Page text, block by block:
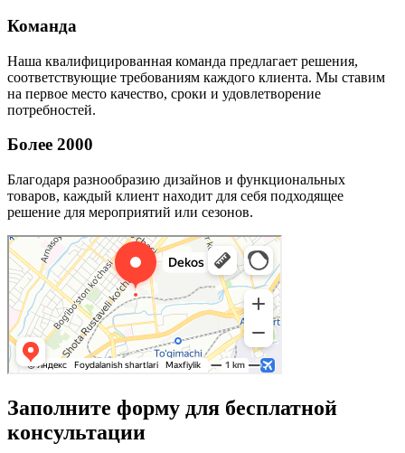
Команда
Наша квалифицированная команда предлагает решения,
соответствующие требованиям каждого клиента. Мы ставим
на первое место качество, сроки и удовлетворение
потребностей.
Более 2000
Благодаря разнообразию дизайнов и функциональных
товаров, каждый клиент находит для себя подходящее
решение для мероприятий или сезонов.
Заполните форму для бесплатной
консультации